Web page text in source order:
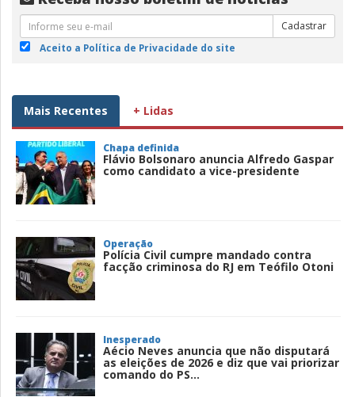
Cadastrar
Aceito a Política de Privacidade do site
Mais Recentes + Lidas
Chapa definida
Flávio Bolsonaro anuncia Alfredo Gaspar
como candidato a vice-presidente
Operação
Polícia Civil cumpre mandado contra
facção criminosa do RJ em Teófilo Otoni
Inesperado
Aécio Neves anuncia que não disputará
as eleições de 2026 e diz que vai priorizar
comando do PS...